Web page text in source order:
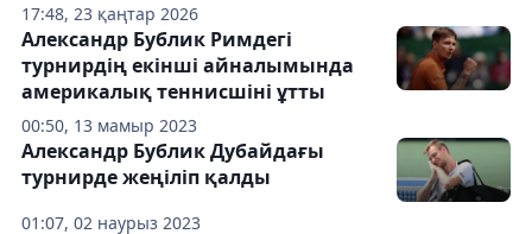
17:48, 23 қаңтар 2026
00:50, 13 мамыр 2023
Александр Бублик Римдегі
турнирдің екінші айналымында
америкалық теннисшіні ұтты
01:07, 02 наурыз 2023
Александр Бублик Дубайдағы
турнирде жеңіліп қалды